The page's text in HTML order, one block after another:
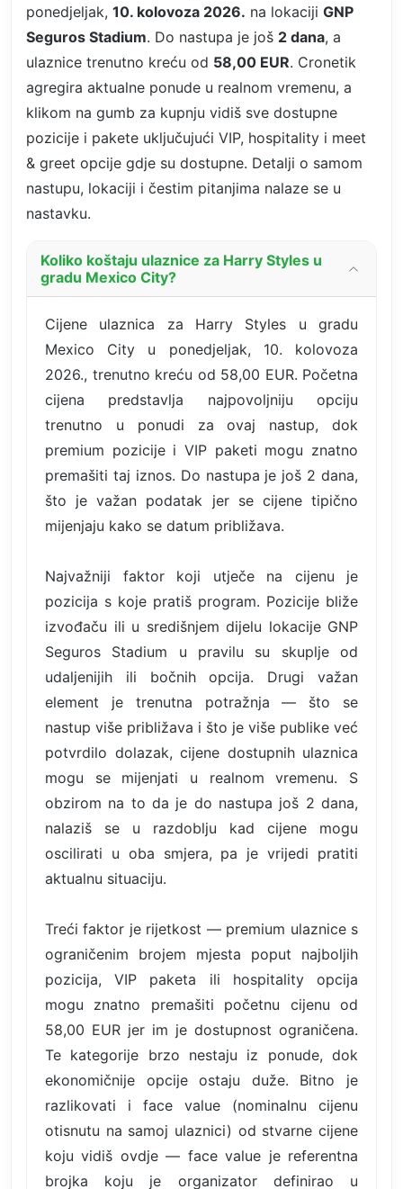
ponedjeljak, 10. kolovoza 2026. na lokaciji GNP
Seguros Stadium. Do nastupa je još 2 dana, a
ulaznice trenutno kreću od 58,00 EUR. Cronetik
agregira aktualne ponude u realnom vremenu, a
klikom na gumb za kupnju vidiš sve dostupne
pozicije i pakete uključujući VIP, hospitality i meet
& greet opcije gdje su dostupne. Detalji o samom
nastupu, lokaciji i čestim pitanjima nalaze se u
nastavku.
Koliko koštaju ulaznice za Harry Styles u
gradu Mexico City?
Cijene ulaznica za Harry Styles u gradu
Mexico City u ponedjeljak, 10. kolovoza
2026., trenutno kreću od 58,00 EUR. Početna
cijena predstavlja najpovoljniju opciju
trenutno u ponudi za ovaj nastup, dok
premium pozicije i VIP paketi mogu znatno
premašiti taj iznos. Do nastupa je još 2 dana,
što je važan podatak jer se cijene tipično
mijenjaju kako se datum približava.
Najvažniji faktor koji utječe na cijenu je
pozicija s koje pratiš program. Pozicije bliže
izvođaču ili u središnjem dijelu lokacije GNP
Seguros Stadium u pravilu su skuplje od
udaljenijih ili bočnih opcija. Drugi važan
element je trenutna potražnja — što se
nastup više približava i što je više publike već
potvrdilo dolazak, cijene dostupnih ulaznica
mogu se mijenjati u realnom vremenu. S
obzirom na to da je do nastupa još 2 dana,
nalaziš se u razdoblju kad cijene mogu
oscilirati u oba smjera, pa je vrijedi pratiti
aktualnu situaciju.
Treći faktor je rijetkost — premium ulaznice s
ograničenim brojem mjesta poput najboljih
pozicija, VIP paketa ili hospitality opcija
mogu znatno premašiti početnu cijenu od
58,00 EUR jer im je dostupnost ograničena.
Te kategorije brzo nestaju iz ponude, dok
ekonomičnije opcije ostaju duže. Bitno je
razlikovati i face value (nominalnu cijenu
otisnutu na samoj ulaznici) od stvarne cijene
koju vidiš ovdje — face value je referentna
brojka koju je organizator definirao u